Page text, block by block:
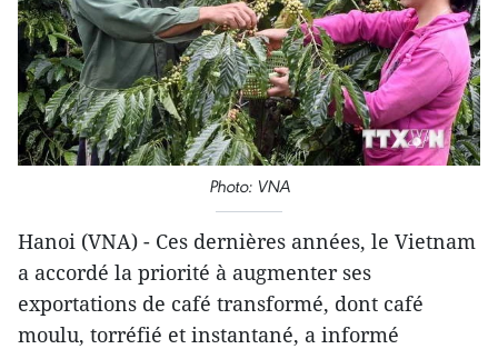
Photo: VNA
Hanoi (VNA) - Ces dernières années, le Vietnam
a accordé la priorité à augmenter ses
exportations de café transformé, dont café
moulu, torréfié et instantané, a informé